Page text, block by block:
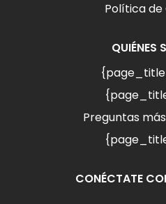
Política de
QUIÉNES
Preguntas
CONÉCTATE